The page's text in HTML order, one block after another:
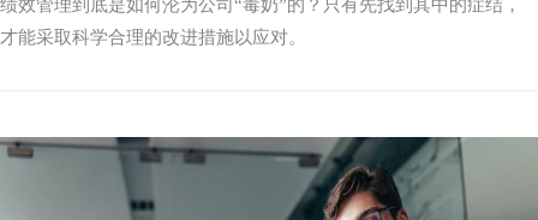
绩效管理到底是如何沦为公司“毒奶”的？只有先找到其中的症结，
才能采取科学合理的改进措施以应对。